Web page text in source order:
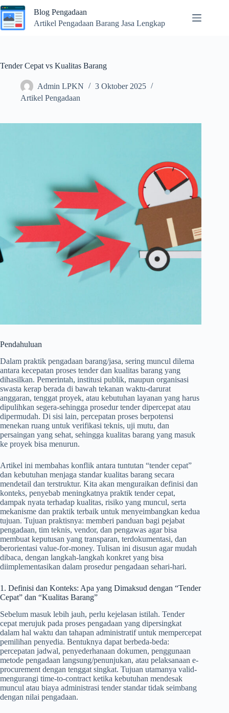
Skip
to
content
Blog Pengadaan
Artikel Pengadaan Barang Jasa Lengkap
Tender Cepat vs Kualitas Barang
Admin LPKN
3 Oktober 2025
Artikel Pengadaan
Pendahuluan
Dalam praktik pengadaan barang/jasa, sering muncul dilema
antara kecepatan proses tender dan kualitas barang yang
dihasilkan. Pemerintah, institusi publik, maupun organisasi
swasta kerap berada di bawah tekanan waktu-darurat
anggaran, tenggat proyek, atau kebutuhan layanan yang harus
dipulihkan segera-sehingga prosedur tender dipercepat atau
dipermudah. Di sisi lain, percepatan proses berpotensi
menekan ruang untuk verifikasi teknis, uji mutu, dan
persaingan yang sehat, sehingga kualitas barang yang masuk
ke proyek bisa menurun.
Artikel ini membahas konflik antara tuntutan “tender cepat”
dan kebutuhan menjaga standar kualitas barang secara
mendetail dan terstruktur. Kita akan menguraikan definisi dan
konteks, penyebab meningkatnya praktik tender cepat,
dampak nyata terhadap kualitas, risiko yang muncul, serta
mekanisme dan praktik terbaik untuk menyeimbangkan kedua
tujuan. Tujuan praktisnya: memberi panduan bagi pejabat
pengadaan, tim teknis, vendor, dan pengawas agar bisa
membuat keputusan yang transparan, terdokumentasi, dan
berorientasi value-for-money. Tulisan ini disusun agar mudah
dibaca, dengan langkah-langkah konkret yang bisa
diimplementasikan dalam prosedur pengadaan sehari-hari.
1. Definisi dan Konteks: Apa yang Dimaksud dengan “Tender
Cepat” dan “Kualitas Barang”
Sebelum masuk lebih jauh, perlu kejelasan istilah. Tender
cepat merujuk pada proses pengadaan yang dipersingkat
dalam hal waktu dan tahapan administratif untuk mempercepat
pemilihan penyedia. Bentuknya dapat berbeda-beda:
percepatan jadwal, penyederhanaan dokumen, penggunaan
metode pengadaan langsung/penunjukan, atau pelaksanaan e-
procurement dengan tenggat singkat. Tujuan utamanya valid-
mengurangi time-to-contract ketika kebutuhan mendesak
muncul atau biaya administrasi tender standar tidak seimbang
dengan nilai pengadaan.